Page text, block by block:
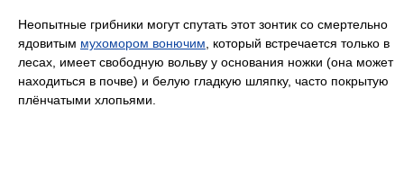
Неопытные грибники могут спутать этот зонтик со смертельно
ядовитым мухомором вонючим , который встречается только в
лесах, имеет свободную вольву у основания ножки (она может
находиться в почве) и белую гладкую шляпку, часто покрытую
плёнчатыми хлопьями.